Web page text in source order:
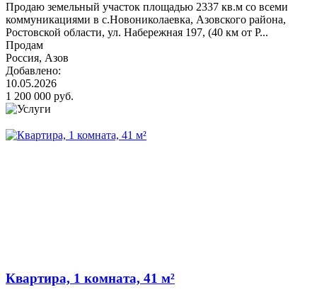
Продаю земельный участок площадью 2337 кв.м со всеми
коммуникациями в с.Новониколаевка, Азовского района,
Ростовской области, ул. Набережная 197, (40 км от Р...
Продам
Россия, Азов
Добавлено:
10.05.2026
1 200 000 руб.
Квартира, 1 комната, 41 м²